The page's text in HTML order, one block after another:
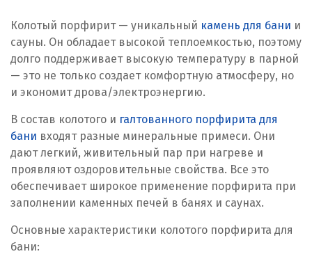
Колотый порфирит — уникальный камень для бани и
сауны. Он обладает высокой теплоемкостью, поэтому
долго поддерживает высокую температуру в парной
— это не только создает комфортную атмосферу, но
и экономит дрова/электроэнергию.
В состав колотого и галтованного порфирита для
бани входят разные минеральные примеси. Они
дают легкий, живительный пар при нагреве и
проявляют оздоровительные свойства. Все это
обеспечивает широкое применение порфирита при
заполнении каменных печей в банях и саунах.
Основные характеристики колотого порфирита для
бани: